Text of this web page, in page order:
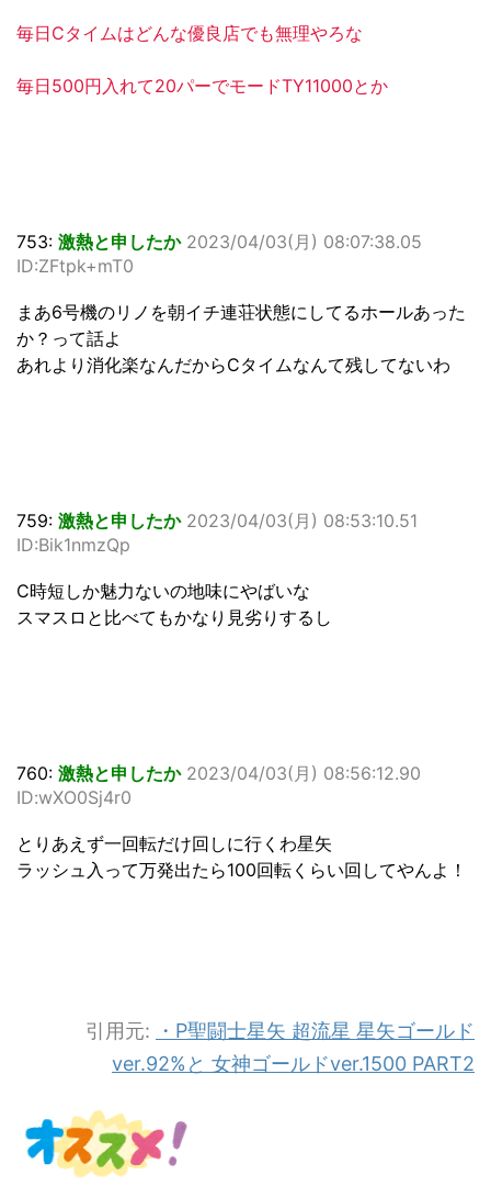
毎日Cタイムはどんな優良店でも無理やろな
毎日500円入れて20パーでモードTY11000とか
753: 激熱と申したか 2023/04/03(月) 08:07:38.05
ID:ZFtpk+mT0
まあ6号機のリノを朝イチ連荘状態にしてるホールあった
か？って話よ
あれより消化楽なんだからCタイムなんて残してないわ
759: 激熱と申したか 2023/04/03(月) 08:53:10.51
ID:Bik1nmzQp
C時短しか魅力ないの地味にやばいな
スマスロと比べてもかなり見劣りするし
760: 激熱と申したか 2023/04/03(月) 08:56:12.90
ID:wXO0Sj4r0
とりあえず一回転だけ回しに行くわ星矢
ラッシュ入って万発出たら100回転くらい回してやんよ！
引用元:
・P聖闘士星矢 超流星 星矢ゴールド
ver.92%と 女神ゴールドver.1500 PART2